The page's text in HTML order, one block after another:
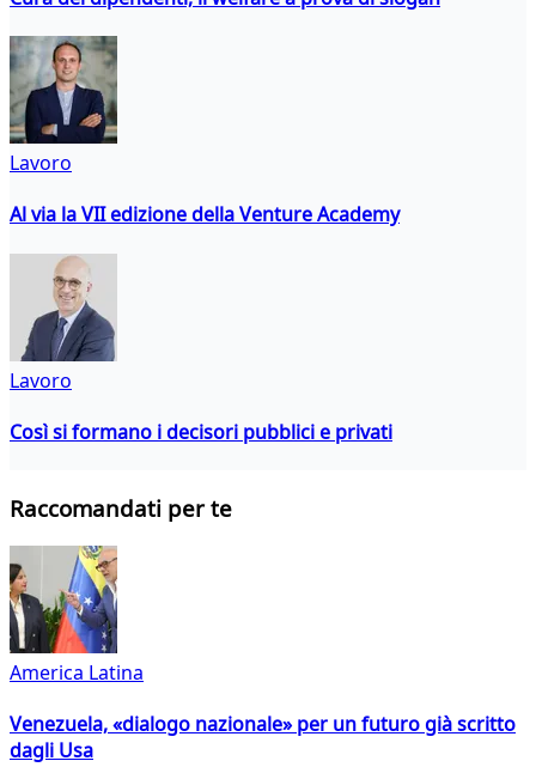
Lavoro
Al via la VII edizione della Venture Academy
Lavoro
Così si formano i decisori pubblici e privati
Raccomandati per te
America Latina
Venezuela, «dialogo nazionale» per un futuro già scritto
dagli Usa